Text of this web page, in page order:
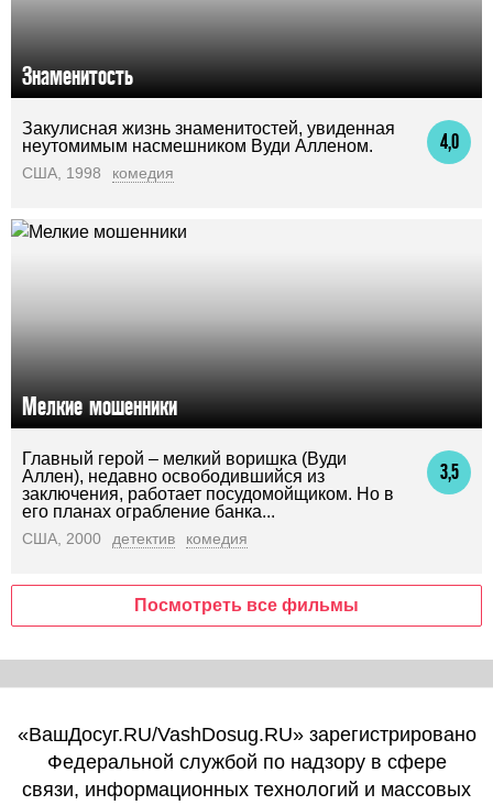
Знаменитость
4,0
Закулисная жизнь знаменитостей, увиденная
неутомимым насмешником Вуди Алленом.
США, 1998 комедия
Мелкие мошенники
3,5
Главный герой – мелкий воришка (Вуди
Аллен), недавно освободившийся из
заключения, работает посудомойщиком. Но в
его планах ограбление банка...
США, 2000 детектив комедия
Посмотреть все фильмы
«ВашДосуг.RU/VashDosug.RU» зарегистрировано
Федеральной службой по надзору в сфере
связи, информационных технологий и массовых